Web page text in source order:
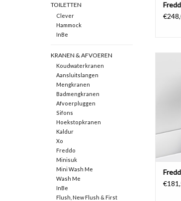
TOILETTEN
Clever
Hammock
InBe
KRANEN & AFVOEREN
Koudwaterkranen
Aansluitslangen
Mengkranen
Badmengkranen
Afvoerpluggen
Sifons
Hoekstopkranen
Kaldur
Xo
Freddo
Minisuk
Mini Wash Me
Wash Me
InBe
Flush, New Flush & First